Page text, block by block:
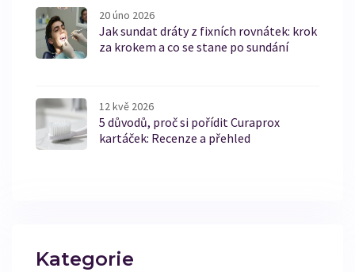
20 úno 2026
Jak sundat dráty z fixních rovnátek: krok
za krokem a co se stane po sundání
12 kvě 2026
5 důvodů, proč si pořídit Curaprox
kartáček: Recenze a přehled
Kategorie